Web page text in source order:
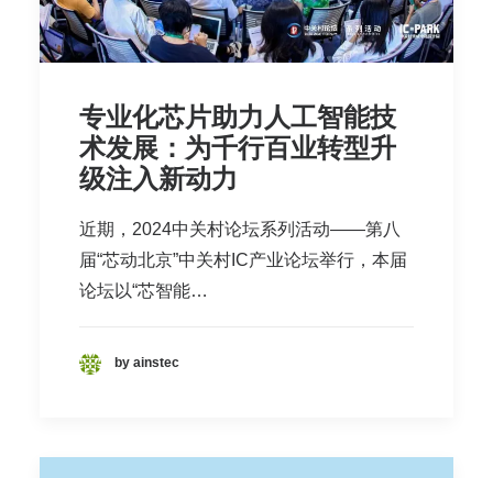
专业化芯片助力人工智能技
术发展：为千行百业转型升
级注入新动力
近期，2024中关村论坛系列活动——第八
届“芯动北京”中关村IC产业论坛举行，本届
论坛以“芯智能…
by ainstec